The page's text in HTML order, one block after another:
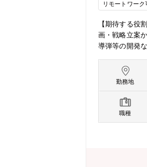
リモートワーク
【期待する役
画・戦略立案
導弾等の開発
っていただく
す。※ご入社
当社のビジネ
び、導入に向
が進んでいま
課題抽出/要件
ロジェクトは
勤務地
職種